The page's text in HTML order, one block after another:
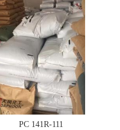
PC 141R-111